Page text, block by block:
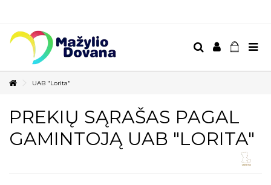
UAB "Lorita"
PREKIŲ SĄRAŠAS PAGAL
GAMINTOJĄ UAB "LORITA"